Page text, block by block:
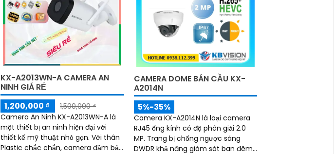
KX-A2013WN-A CAMERA AN
NINH GIÁ RẺ
1,200,000 ₫
1,500,000 ₫
Camera An Ninh KX-A2013WN-A là
một thiết bị an ninh hiện đại với
thiết kế mỹ thuật nhỏ gọn. Với thân
Plastic chắc chắn, camera đảm bảo
CAMERA DOME BÁN CẦU KX-
A2014N
5%-35%
Camera KX-A2014N là loại camera
RJ45 ống kính có độ phân giải 2.0
MP. Trang bị chống ngược sáng
DWDR khả năng giám sát ban đêm